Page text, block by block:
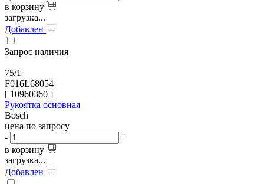
в корзину
загрузка...
Добавлен
Запрос наличия
75/1
F016L68054
[ 10960360 ]
Рукоятка основная
Bosch
цена по запросу
-
+
в корзину
загрузка...
Добавлен